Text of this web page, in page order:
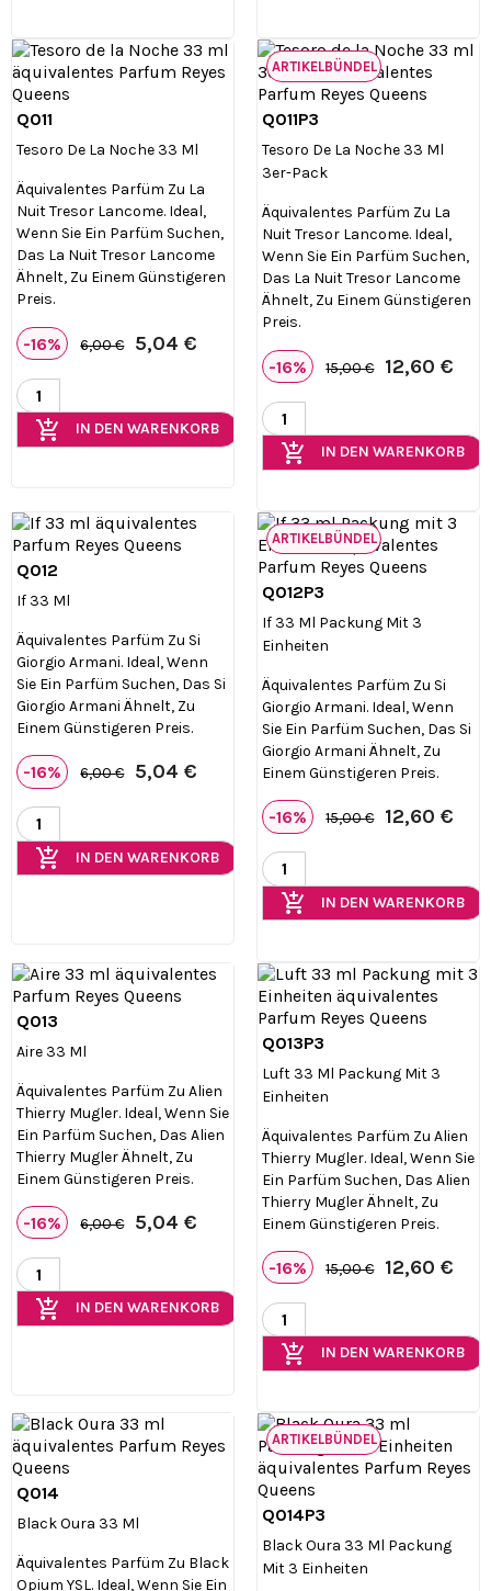
Q011
Tesoro De La Noche 33 Ml
Äquivalentes Parfüm Zu La
Nuit Tresor Lancome. Ideal,
Wenn Sie Ein Parfüm Suchen,
Das La Nuit Tresor Lancome
Ähnelt, Zu Einem Günstigeren
Preis.
-16% 6,00 € 5,04 €
add_shopping_cart IN DEN WARENKORB

Q011P3
Tesoro De La Noche 33 Ml
3er-Pack
Äquivalentes Parfüm Zu La
Nuit Tresor Lancome. Ideal,
Wenn Sie Ein Parfüm Suchen,
Das La Nuit Tresor Lancome
Ähnelt, Zu Einem Günstigeren
Preis.
-16% 15,00 € 12,60 €
add_shopping_cart IN DEN WARENKORB
ARTIKELBÜNDEL
Q012
If 33 Ml
Äquivalentes Parfüm Zu Si
Giorgio Armani. Ideal, Wenn
Sie Ein Parfüm Suchen, Das Si
Giorgio Armani Ähnelt, Zu
Einem Günstigeren Preis.
-16% 6,00 € 5,04 €
add_shopping_cart IN DEN WARENKORB

Q012P3
If 33 Ml Packung Mit 3
Einheiten
Äquivalentes Parfüm Zu Si
Giorgio Armani. Ideal, Wenn
Sie Ein Parfüm Suchen, Das Si
Giorgio Armani Ähnelt, Zu
Einem Günstigeren Preis.
-16% 15,00 € 12,60 €
add_shopping_cart IN DEN WARENKORB
ARTIKELBÜNDEL
Q013
Aire 33 Ml
Äquivalentes Parfüm Zu Alien
Thierry Mugler. Ideal, Wenn Sie
Ein Parfüm Suchen, Das Alien
Thierry Mugler Ähnelt, Zu
Einem Günstigeren Preis.
-16% 6,00 € 5,04 €
add_shopping_cart IN DEN WARENKORB

Q013P3
Luft 33 Ml Packung Mit 3
Einheiten
Äquivalentes Parfüm Zu Alien
Thierry Mugler. Ideal, Wenn Sie
Ein Parfüm Suchen, Das Alien
Thierry Mugler Ähnelt, Zu
Einem Günstigeren Preis.
-16% 15,00 € 12,60 €
add_shopping_cart IN DEN WARENKORB
Q014
Black Oura 33 Ml
Äquivalentes Parfüm Zu Black
Opium YSL. Ideal, Wenn Sie Ein

Q014P3
Black Oura 33 Ml Packung
Mit 3 Einheiten
ARTIKELBÜNDEL